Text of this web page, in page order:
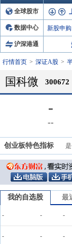
全球股市
数据中心 新股申购
沪深港通
行情首页 深证A股
国科微 300672
-
--
创业板特色指标
我的自选股 最
- - -
- - -